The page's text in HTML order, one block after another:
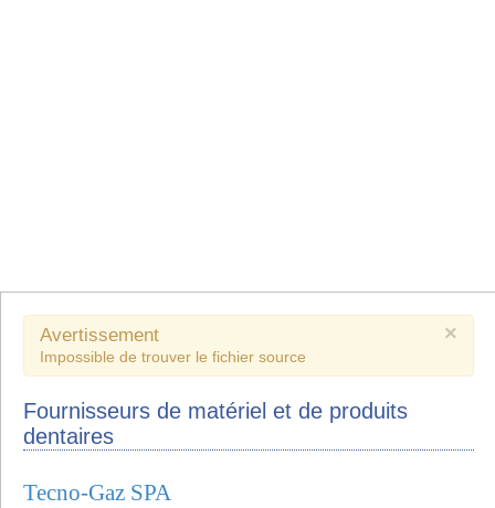
×
Avertissement
Impossible de trouver le fichier source
Fournisseurs de matériel et de produits
dentaires
Tecno-Gaz SPA